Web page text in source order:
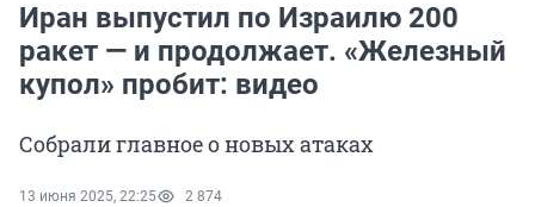
Иран выпустил по Израилю 200
ракет — и продолжает. «Железный
купол» пробит: видео
Собрали главное о новых атаках
13 июня 2025, 22:25 2 874